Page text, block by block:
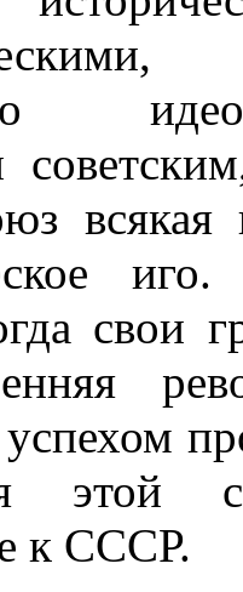
всякая
свои
этой
к СССР.